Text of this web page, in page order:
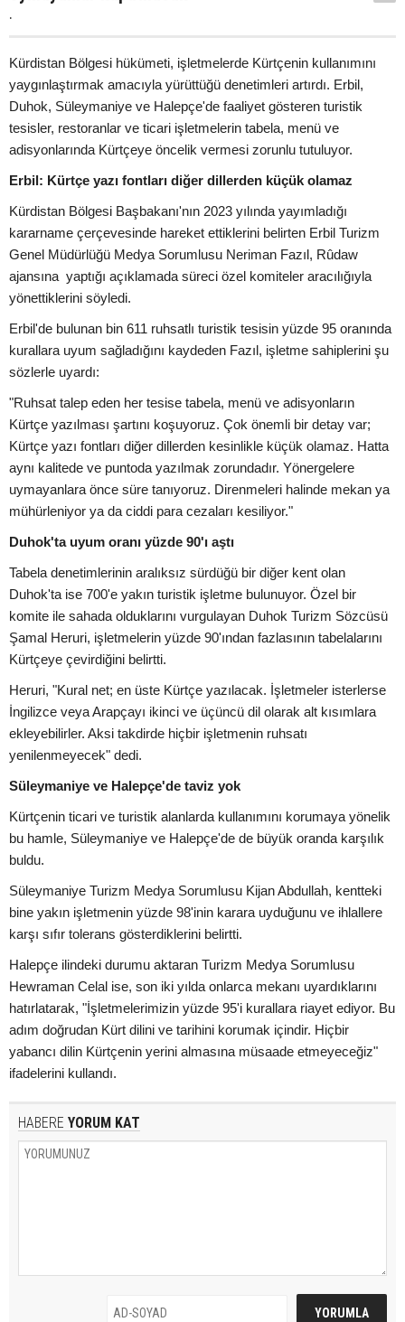
.
Kürdistan Bölgesi hükümeti, işletmelerde Kürtçenin kullanımını
yaygınlaştırmak amacıyla yürüttüğü denetimleri artırdı. Erbil,
Duhok, Süleymaniye ve Halepçe'de faaliyet gösteren turistik
tesisler, restoranlar ve ticari işletmelerin tabela, menü ve
adisyonlarında Kürtçeye öncelik vermesi zorunlu tutuluyor.
Erbil: Kürtçe yazı fontları diğer dillerden küçük olamaz
Kürdistan Bölgesi Başbakanı'nın 2023 yılında yayımladığı
kararname çerçevesinde hareket ettiklerini belirten Erbil Turizm
Genel Müdürlüğü Medya Sorumlusu Neriman Fazıl, Rûdaw
ajansına yaptığı açıklamada süreci özel komiteler aracılığıyla
yönettiklerini söyledi.
Erbil'de bulunan bin 611 ruhsatlı turistik tesisin yüzde 95 oranında
kurallara uyum sağladığını kaydeden Fazıl, işletme sahiplerini şu
sözlerle uyardı:
"Ruhsat talep eden her tesise tabela, menü ve adisyonların
Kürtçe yazılması şartını koşuyoruz. Çok önemli bir detay var;
Kürtçe yazı fontları diğer dillerden kesinlikle küçük olamaz. Hatta
aynı kalitede ve puntoda yazılmak zorundadır. Yönergelere
uymayanlara önce süre tanıyoruz. Direnmeleri halinde mekan ya
mühürleniyor ya da ciddi para cezaları kesiliyor."
Duhok'ta uyum oranı yüzde 90'ı aştı
Tabela denetimlerinin aralıksız sürdüğü bir diğer kent olan
Duhok'ta ise 700'e yakın turistik işletme bulunuyor. Özel bir
komite ile sahada olduklarını vurgulayan Duhok Turizm Sözcüsü
Şamal Heruri, işletmelerin yüzde 90'ından fazlasının tabelalarını
Kürtçeye çevirdiğini belirtti.
Heruri, "Kural net; en üste Kürtçe yazılacak. İşletmeler isterlerse
İngilizce veya Arapçayı ikinci ve üçüncü dil olarak alt kısımlara
ekleyebilirler. Aksi takdirde hiçbir işletmenin ruhsatı
yenilenmeyecek" dedi.
Süleymaniye ve Halepçe'de taviz yok
Kürtçenin ticari ve turistik alanlarda kullanımını korumaya yönelik
bu hamle, Süleymaniye ve Halepçe'de de büyük oranda karşılık
buldu.
Süleymaniye Turizm Medya Sorumlusu Kijan Abdullah, kentteki
bine yakın işletmenin yüzde 98'inin karara uyduğunu ve ihlallere
karşı sıfır tolerans gösterdiklerini belirtti.
Halepçe ilindeki durumu aktaran Turizm Medya Sorumlusu
Hewraman Celal ise, son iki yılda onlarca mekanı uyardıklarını
hatırlatarak, "İşletmelerimizin yüzde 95'i kurallara riayet ediyor. Bu
adım doğrudan Kürt dilini ve tarihini korumak içindir. Hiçbir
yabancı dilin Kürtçenin yerini almasına müsaade etmeyeceğiz"
ifadelerini kullandı.
HABERE YORUM KAT